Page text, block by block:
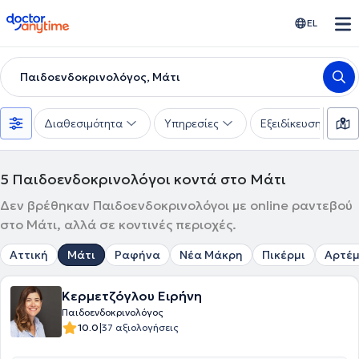
doctoranytime EL
Παιδοενδοκρινολόγος, Μάτι
Διαθεσιμότητα Υπηρεσίες Εξειδίκευση
5 Παιδοενδοκρινολόγοι κοντά στο Μάτι
Δεν βρέθηκαν Παιδοενδοκρινολόγοι με online ραντεβού
στο Μάτι, αλλά σε κοντινές περιοχές.
Αττική Μάτι Ραφήνα Νέα Μάκρη Πικέρμι
Κερμετζόγλου Ειρήνη
Παιδοενδοκρινολόγος
10.0|37 αξιολογήσεις